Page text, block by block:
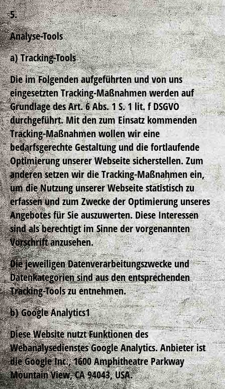
5.
Analyse-Tools
a) Tracking-Tools
Die im Folgenden aufgeführten und von uns
eingesetzten Tracking-Maßnahmen werden auf
Grundlage des Art. 6 Abs. 1 S. 1 lit. f DSGVO
durchgeführt. Mit den zum Einsatz kommenden
Tracking-Maßnahmen wollen wir eine
bedarfsgerechte Gestaltung und die fortlaufende
Optimierung unserer Webseite sicherstellen. Zum
anderen setzen wir die Tracking-Maßnahmen ein,
um die Nutzung unserer Webseite statistisch zu
erfassen und zum Zwecke der Optimierung unseres
Angebotes für Sie auszuwerten. Diese Interessen
sind als berechtigt im Sinne der vorgenannten
Vorschrift anzusehen.
Die jeweiligen Datenverarbeitungszwecke und
Datenkategorien sind aus den entsprechenden
Tracking-Tools zu entnehmen.
b) Google Analytics1
Diese Website nutzt Funktionen des
Webanalysedienstes Google Analytics. Anbieter ist
die Google Inc., 1600 Amphitheatre Parkway
Mountain View, CA 94043, USA.